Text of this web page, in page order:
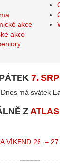
akce
akce
PÁTEK7.
Dnes má svátek
Z
VÍKEND 26. –